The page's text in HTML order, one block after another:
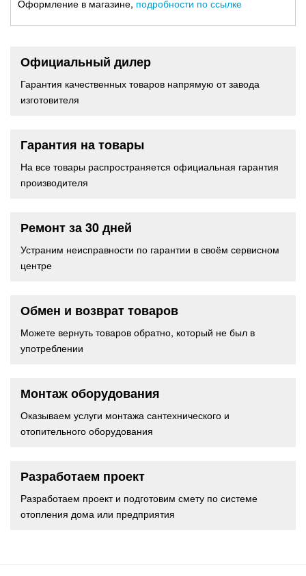
Оформление в магазине, подробности по ссылке
Официальный дилер
Гарантия качественных товаров напрямую от завода
изготовителя
Гарантия на товары
На все товары распространяется официальная гарантия
производителя
Ремонт за 30 дней
Устраним неисправности по гарантии в своём сервисном
центре
Обмен и возврат товаров
Можете вернуть товаров обратно, который не был в
употреблении
Монтаж оборудования
Оказываем услуги монтажа сантехнического и
отопительного оборудования
Разработаем проект
Разработаем проект и подготовим смету по системе
отопления дома или предприятия